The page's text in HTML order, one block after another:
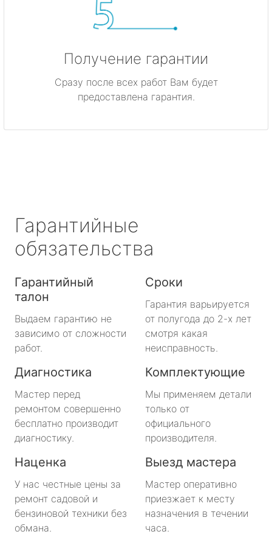
Получение гарантии
Сразу после всех работ Вам будет
предоставлена гарантия.
Гарантийные
обязательства
Гарантийный
талон
Выдаем гарантию не
зависимо от сложности
работ.
Сроки
Гарантия варьируется
от полугода до 2-х лет
смотря какая
неисправность.
Диагностика
Мастер перед
ремонтом совершенно
бесплатно производит
диагностику.
Комплектующие
Мы применяем детали
только от
официального
производителя.
Наценка
У нас честные цены за
ремонт садовой и
бензиновой техники без
обмана.
Выезд мастера
Мастер оперативно
приезжает к месту
назначения в течении
часа.